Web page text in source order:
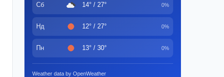
Сб 14° / 27° 0%
Нд 12° / 27° 0%
Пн 13° / 30° 0%
Weather data by OpenWeather